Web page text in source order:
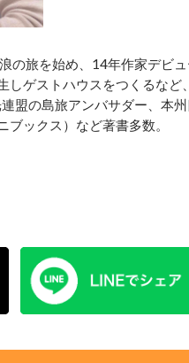
旅を始め、14年作家デビュ
しゲストハウスをつくるなど
盟の島旅アンバサダー、本
ックス）など著書多数。